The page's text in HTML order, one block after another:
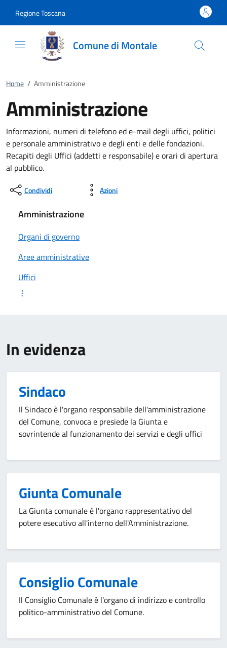
Regione Toscana
Comune di Montale
Home / Amministrazione
Amministrazione
Informazioni, numeri di telefono ed e-mail degli uffici, politici
e personale amministrativo e degli enti e delle fondazioni.
Recapiti degli Uffici (addetti e responsabile) e orari di apertura
al pubblico.
Condividi Azioni
Amministrazione
Organi di governo
Aree amministrative
Uffici
In evidenza
Sindaco
Il Sindaco è l'organo responsabile dell'amministrazione
del Comune, convoca e presiede la Giunta e
sovrintende al funzionamento dei servizi e degli uffici
Giunta Comunale
La Giunta comunale è l'organo rappresentativo del
potere esecutivo all'interno dell'Amministrazione.
Consiglio Comunale
Il Consiglio Comunale è l’organo di indirizzo e controllo
politico-amministrativo del Comune.